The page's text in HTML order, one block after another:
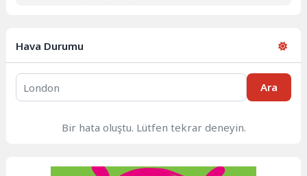
Hava Durumu
Ara
Bir hata oluştu. Lütfen tekrar deneyin.